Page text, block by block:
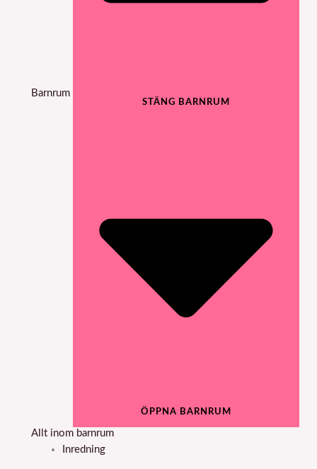
Barnrum
STÄNG BARNRUM
ÖPPNA BARNRUM
Allt inom barnrum
Inredning